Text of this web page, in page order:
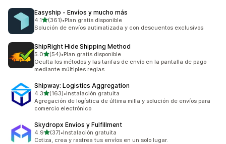
Easyship ‑ Envíos y mucho más
4.1de 5 estrellas
(361)
361 reseñas en total
•Plan gratis disponible
Solución de envíos autimatizada y con descuentos exclusivos
ShipRight Hide Shipping Method
5.0de 5 estrellas
(54)
54 reseñas en total
•Plan gratis disponible
Oculta los métodos y las tarifas de envío en la pantalla de pago
mediante múltiples reglas.
Shipway: Logistics Aggregation
4.3de 5 estrellas
(163)
163 reseñas en total
•Instalación gratuita
Agregación de logística de última milla y solución de envíos para
comercio electrónico
Skydropx Envíos y Fulfillment
4.9de 5 estrellas
(37)
37 reseñas en total
•Instalación gratuita
Cotiza, crea y rastrea tus envíos en un solo lugar.